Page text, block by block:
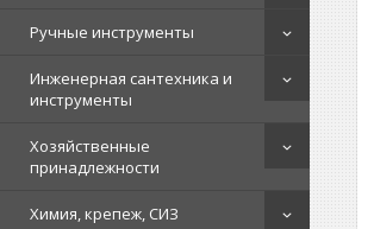
Ручные инструменты
Инженерная сантехника и
инструменты
Хозяйственные
принадлежности
Химия, крепеж, СИЗ